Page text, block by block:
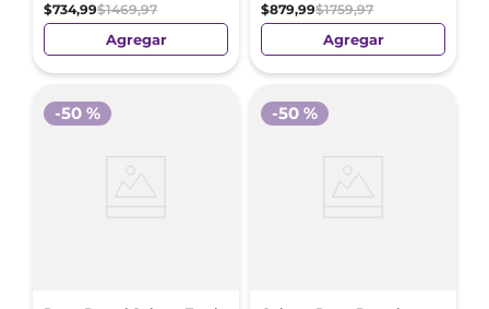
$734,99$1469,97
Agregar
$879,99$1759,97
Agregar
-50 % -50 %